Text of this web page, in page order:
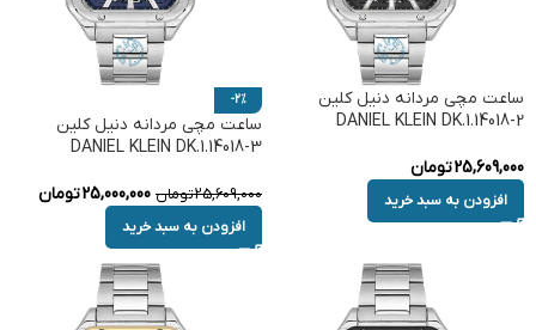
ساعت مچی مردانه دنیل کلین
DANIEL KLEIN DK.1.14018-2
25,609,000تومان
افزودن به سبد خرید
-2%
ساعت مچی مردانه دنیل کلین
DANIEL KLEIN DK.1.14018-3
25,609,000تومان 25,000,000تومان
افزودن به سبد خرید